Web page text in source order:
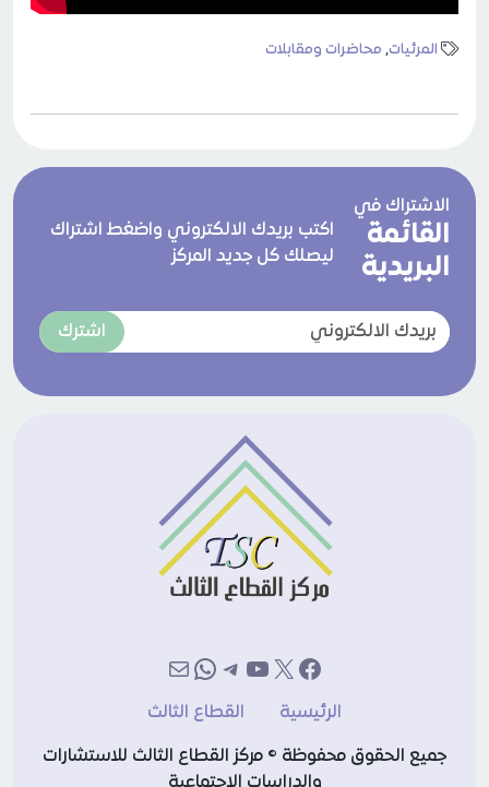
المرئيات, محاضرات ومقابلات
الاشتراك في
القائمة
البريدية
اكتب بريدك الالكتروني واضغط اشتراك
ليصلك كل جديد المركز
اشترك
فيسبوك
إكسيوتيوب
تيليجرام
واتساب
بريد
الرئيسية
القطاع الثالث
جميع الحقوق محفوظة © مركز القطاع الثالث للاستشارات